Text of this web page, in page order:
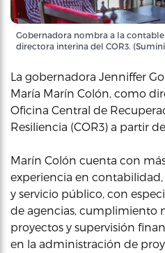
Gobernadora nombra a la
directora interina del COR3.
La gobernadora Jenniffer
María Marín Colón, como
Oficina Central de
Resiliencia (COR3) a partir
Marín Colón cuenta con
experiencia en
y servicio público, con
de agencias, cumplimiento
proyectos y supervisión
en la administración de